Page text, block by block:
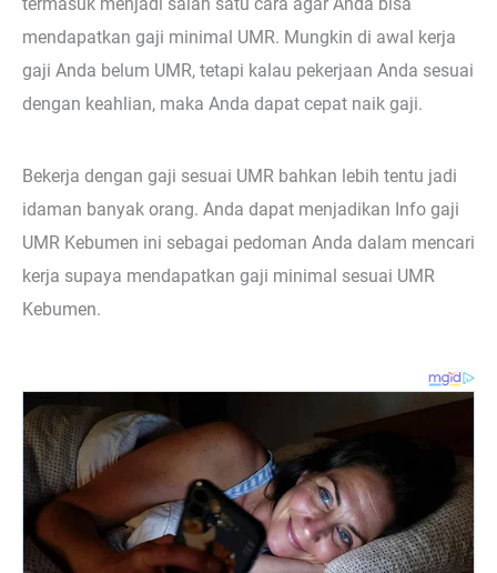
mendapatkan gaji minimal UMR. Mungkin di awal kerja
gaji Anda belum UMR, tetapi kalau pekerjaan Anda sesuai
dengan keahlian, maka Anda dapat cepat naik gaji.
Bekerja dengan gaji sesuai UMR bahkan lebih tentu jadi
idaman banyak orang. Anda dapat menjadikan Info gaji
UMR Kebumen ini sebagai pedoman Anda dalam mencari
kerja supaya mendapatkan gaji minimal sesuai UMR
Kebumen.